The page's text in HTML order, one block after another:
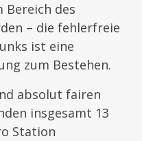
Bereich des
– die fehlerfreie
ist eine
zum Bestehen.
absolut fairen
insgesamt 13
Station